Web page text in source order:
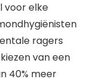
voor elke
ragers
van een
40% meer